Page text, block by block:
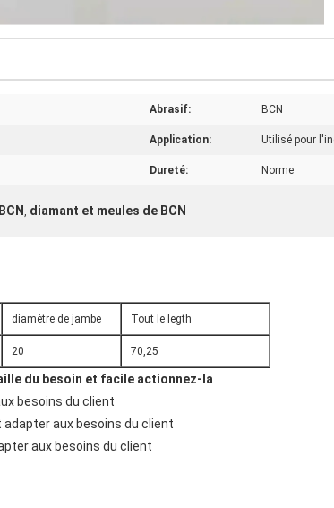
Abrasif: BCN
Application: Utilisé pour
Dureté: Norme
, diamant et meules de BCN
diamètre de jambe Tout le legth
20 70,25
du besoin et facile actionnez-la
besoins du client
aux besoins du client
aux besoins du client